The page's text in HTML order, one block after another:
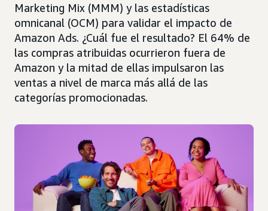
Marketing Mix (MMM) y las estadísticas
omnicanal (OCM) para validar el impacto de
Amazon Ads. ¿Cuál fue el resultado? El 64% de
las compras atribuidas ocurrieron fuera de
Amazon y la mitad de ellas impulsaron las
ventas a nivel de marca más allá de las
categorías promocionadas.